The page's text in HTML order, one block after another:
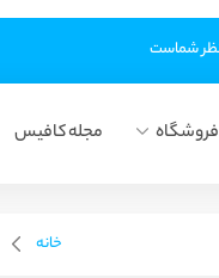
فروشگاه مجله کافیس
خانه